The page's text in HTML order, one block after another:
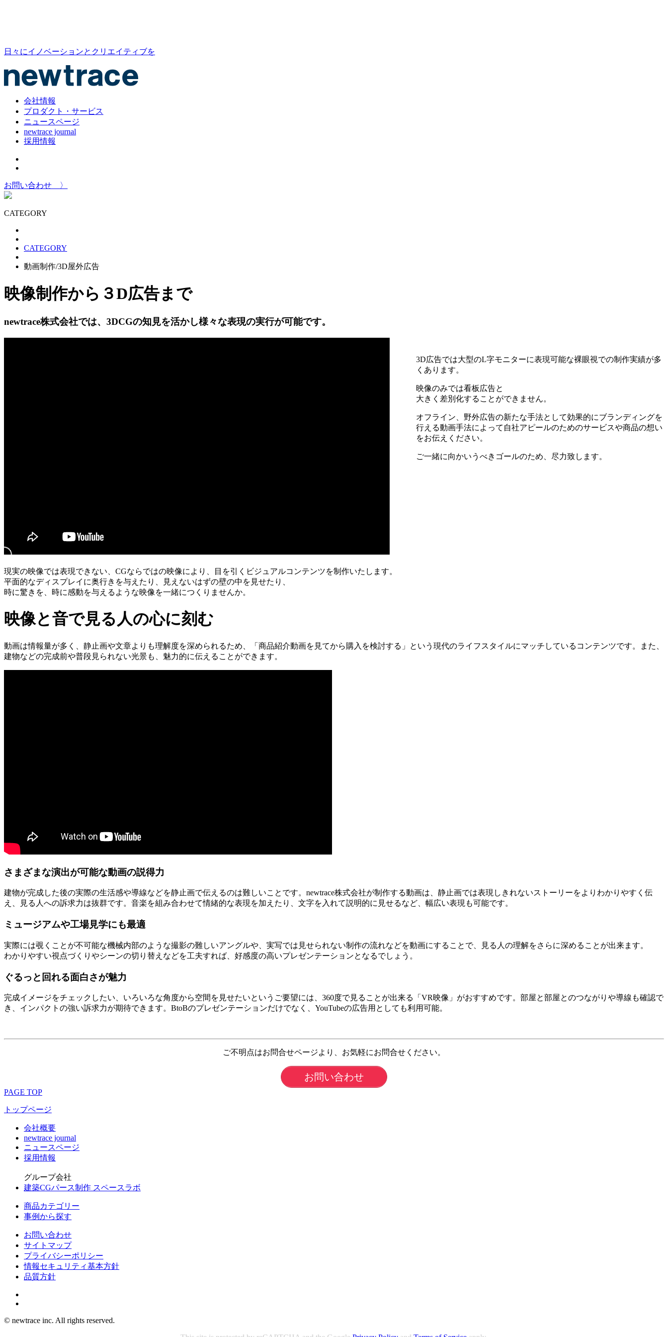
日々にイノベーションとクリエイティブを
会社情報
プロダクト・サービス
ニュースページ
newtrace journal
採用情報
お問い合わせ 〉
CATEGORY
CATEGORY
動画制作/3D屋外広告
映像制作から３D広告まで
newtrace株式会社では、3DCGの知見を活かし様々な表現の実行が可能です。
3D広告では大型のL字モニターに表現可能な裸眼視での制作実績が多
くあります。
映像のみでは看板広告と
大きく差別化することができません。
オフライン、野外広告の新たな手法として効果的にブランディングを
行える動画手法によって自社アピールのためのサービスや商品の想い
をお伝えください。
ご一緒に向かいうべきゴールのため、尽力致します。
現実の映像では表現できない、CGならではの映像により、目を引くビジュアルコンテンツを制作いたします。
平面的なディスプレイに奥行きを与えたり、見えないはずの壁の中を見せたり、
時に驚きを、時に感動を与えるような映像を一緒につくりませんか。
映像と音で見る人の心に刻む
動画は情報量が多く、静止画や文章よりも理解度を深められるため、「商品紹介動画を見てから購入を検討する」という現代のライフスタイルにマッチしているコンテンツです。また、
建物などの完成前や普段見られない光景も、魅力的に伝えることができます。
さまざまな演出が可能な動画の説得力
建物が完成した後の実際の生活感や導線などを静止画で伝えるのは難しいことです。newtrace株式会社が制作する動画は、静止画では表現しきれないストーリーをよりわかりやすく伝
え、見る人への訴求力は抜群です。音楽を組み合わせて情緒的な表現を加えたり、文字を入れて説明的に見せるなど、幅広い表現も可能です。
ミュージアムや工場見学にも最適
実際には覗くことが不可能な機械内部のような撮影の難しいアングルや、実写では見せられない制作の流れなどを動画にすることで、見る人の理解をさらに深めることが出来ます。
わかりやすい視点づくりやシーンの切り替えなどを工夫すれば、好感度の高いプレゼンテーションとなるでしょう。
ぐるっと回れる面白さが魅力
完成イメージをチェックしたい、いろいろな角度から空間を見せたいというご要望には、360度で見ることが出来る「VR映像」がおすすめです。部屋と部屋とのつながりや導線も確認で
き、インパクトの強い訴求力が期待できます。BtoBのプレゼンテーションだけでなく、YouTubeの広告用としても利用可能。
ご不明点はお問合せページより、お気軽にお問合せください。
お問い合わせ
PAGE TOP
トップページ
会社概要
newtrace journal
ニュースページ
採用情報
グループ会社
建築CGパース制作 スペースラボ
商品カテゴリー
事例から探す
お問い合わせ
サイトマップ
プライバシーポリシー
情報セキュリティ基本方針
品質方針
© newtrace inc. All rights reserved.